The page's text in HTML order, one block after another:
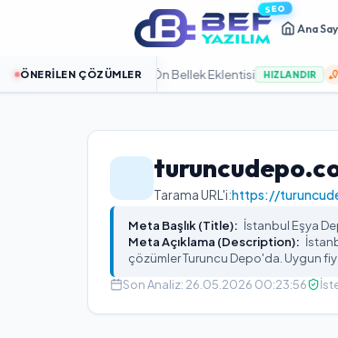
SEO
Ana
ÖNERILEN ÇÖZÜMLER
%100 Odaklı Ön Bellek Eklentisi HIZLANDIR Turan
Tarama URL'i:https://
Meta Başlık (Title): İstanbul Eşya
Meta Açıklama (Description):
çözümler Turuncu Depo'da. Uygun
Son Analiz: 26.05.2026 00:23:56